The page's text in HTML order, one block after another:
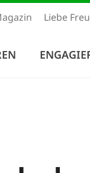
Liebe